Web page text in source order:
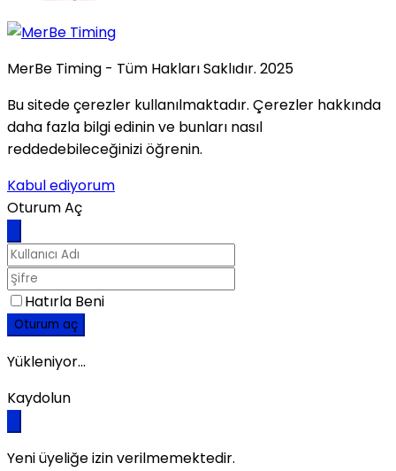
MerBe Timing - Tüm Hakları Saklıdır. 2025
Bu sitede çerezler kullanılmaktadır. Çerezler hakkında
daha fazla bilgi edinin ve bunları nasıl
reddedebileceğinizi öğrenin.
Kabul ediyorum
Oturum Aç
Hatırla Beni
Oturum aç
Yükleniyor...
Kaydolun
Yeni üyeliğe izin verilmemektedir.